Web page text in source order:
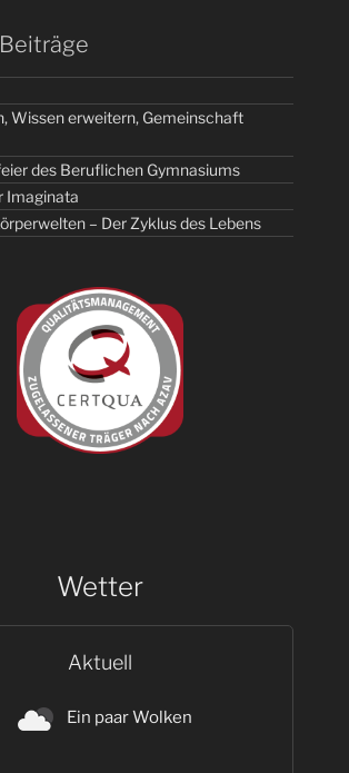
Wissen erweitern, Gemeinschaft
des Beruflichen Gymnasiums
Imaginata
– Der Zyklus des Lebens
Wetter
Aktuell
Ein paar Wolken